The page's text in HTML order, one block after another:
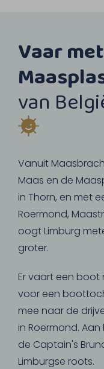
Vaar
van
Vanuit
Maas en de
in Thorn, en met
Roermond,
oogt Limburg
groter.
Er vaart een boot
voor een
mee naar de
in Roermond.
de Captain's
Limburgse roots.